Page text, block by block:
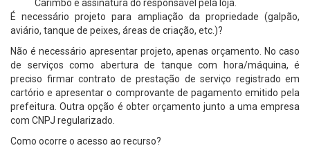
Carimbo e assinatura do responsável pela loja.
É necessário projeto para ampliação da propriedade (galpão,
aviário, tanque de peixes, áreas de criação, etc.)?
Não é necessário apresentar projeto, apenas orçamento. No caso
de serviços como abertura de tanque com hora/máquina, é
preciso firmar contrato de prestação de serviço registrado em
cartório e apresentar o comprovante de pagamento emitido pela
prefeitura. Outra opção é obter orçamento junto a uma empresa
com CNPJ regularizado.
Como ocorre o acesso ao recurso?